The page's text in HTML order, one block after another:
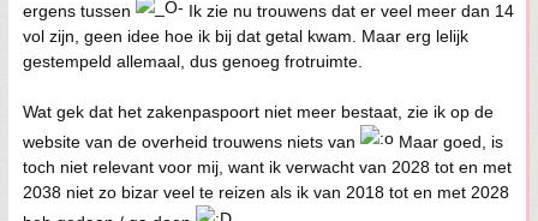
ergens tussen
Ik zie nu trouwens dat er veel meer dan 14
vol zijn, geen idee hoe ik bij dat getal kwam. Maar erg lelijk
gestempeld allemaal, dus genoeg frotruimte.
Wat gek dat het zakenpaspoort niet meer bestaat, zie ik op de
website van de overheid trouwens niets van
Maar goed, is
toch niet relevant voor mij, want ik verwacht van 2028 tot en met
2038 niet zo bizar veel te reizen als ik van 2018 tot en met 2028